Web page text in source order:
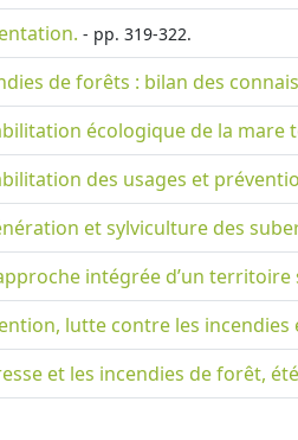
- pp. 319-322.
de forêts : bilan des
écologique de la
des usages et
et sylviculture des
intégrée d’un
lutte contre les
et les incendies de forêt,